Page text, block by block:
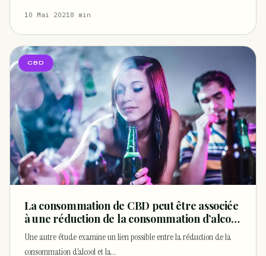
10 Mai 20218 min
CBD
La consommation de CBD peut être associée
à une réduction de la consommation d’alcool
selon cette étude
Une autre étude examine un lien possible entre la réduction de la
consommation d’alcool et la…